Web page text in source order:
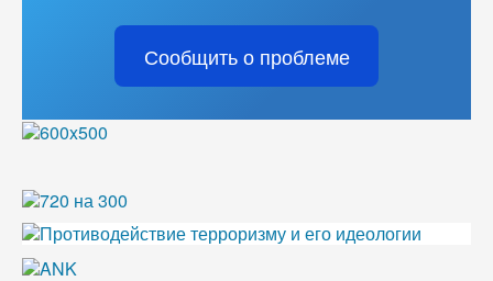
Сообщить о проблеме